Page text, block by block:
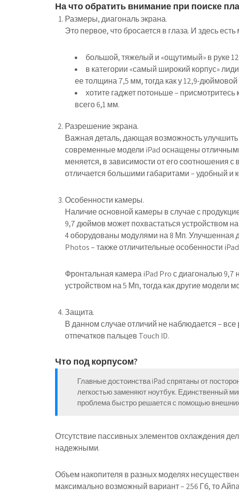
На что обратить внимание при поиске
Размеры, диагональ экрана.
Это первое, что бросается в глаза. И здесь
большой, тяжелый и «ощутимый» в руке
в категории «самый широкий корпус»
ее толщина 7,5 мм, тогда как у 12,9-дюймовой
хотите гаджет потоньше –
всего 6,1 мм.
Разрешение экрана.
Важная деталь, дающая возможность
современные модели iPad оснащены
меняется, в зависимости от его соотношения
отличается большими габаритами – удобный и
Особенности камеры.
Наличие основной камеры в случае с
9,7 дюймов может похвастаться устройством
4 оборудованы модулями на 8 Мп. Улучшенная
Photos – также отличительные особенности
Фронтальная камера iPad Pro с диагональю
устройством на 5 Мп, тогда как другие модели
Защита.
В данном случае отличий не наблюдается –
отпечатков пальцев Touch ID.
Что под корпусом?
Главные достоинства iPad спрятаны от
легкостью заменяют ноутбук. Единственный
проблема быстро решается с помощью
Отсутствие пассивных элементов охлаждения
надежными.
Объем накопителя в разных моделях
максимально возможный вариант – 256 Гб, то